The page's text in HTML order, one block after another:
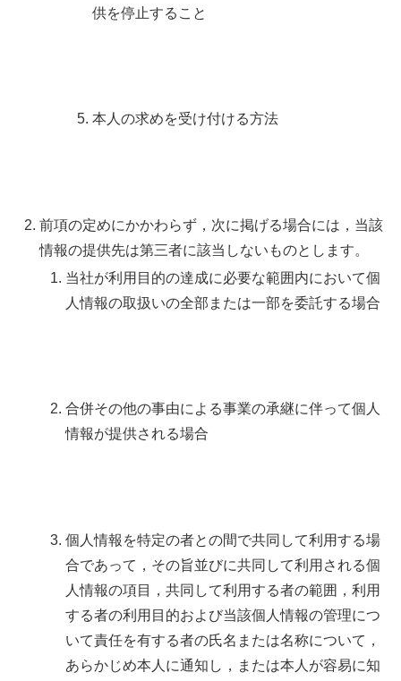
供を停止すること
本人の求めを受け付ける方法
前項の定めにかかわらず，次に掲げる場合には，当該
情報の提供先は第三者に該当しないものとします。
当社が利用目的の達成に必要な範囲内において個
人情報の取扱いの全部または一部を委託する場合
合併その他の事由による事業の承継に伴って個人
情報が提供される場合
個人情報を特定の者との間で共同して利用する場
合であって，その旨並びに共同して利用される個
人情報の項目，共同して利用する者の範囲，利用
する者の利用目的および当該個人情報の管理につ
いて責任を有する者の氏名または名称について，
あらかじめ本人に通知し，または本人が容易に知